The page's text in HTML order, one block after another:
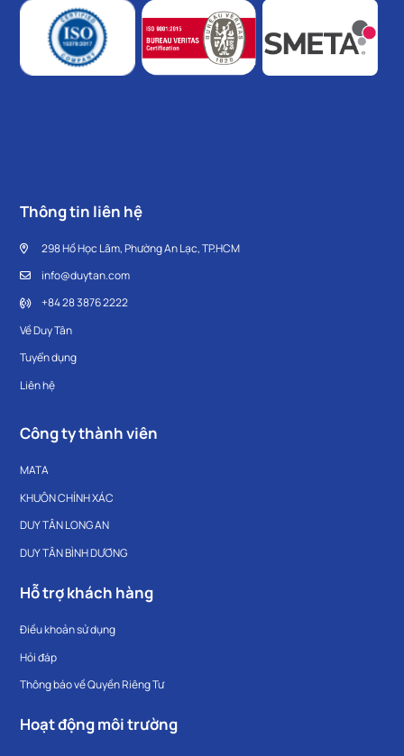
Thông tin liên hệ
298 Hồ Học Lãm, Phường An Lạc, TP.HCM
info@duytan.com
+84 28 3876 2222
Về Duy Tân
Tuyển dụng
Liên hệ
Công ty thành viên
MATA
KHUÔN CHÍNH XÁC
DUY TÂN LONG AN
DUY TÂN BÌNH DƯƠNG
Hỗ trợ khách hàng
Điều khoản sử dụng
Hỏi đáp
Thông báo về Quyền Riêng Tư
Hoạt động môi trường